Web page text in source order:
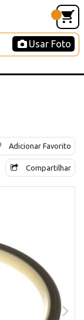
Usar Foto
Adicionar Favorito
Compartilhar